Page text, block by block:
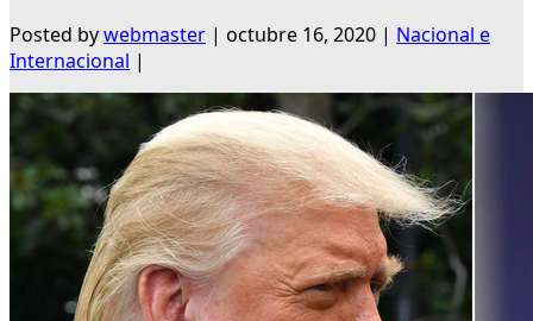
Posted bywebmaster | octubre 16, 2020 | Nacional e
Internacional |